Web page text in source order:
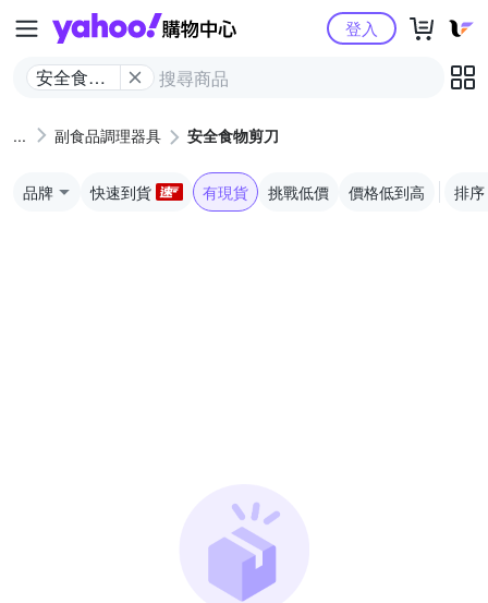
Yahoo購物中心
安全食物
登入
副食品調理器具 安全食物剪刀
品牌 快速到貨 有現貨 挑戰低價 價格低到高 排序